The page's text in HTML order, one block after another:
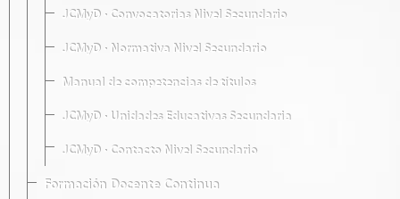
JCMyD · Convocatorias Nivel Secundario
JCMyD · Normativa Nivel Secundario
Manual de competencias de títulos
JCMyD · Unidades Educativas Secundaria
JCMyD · Contacto Nivel Secundario
Formación Docente Continua